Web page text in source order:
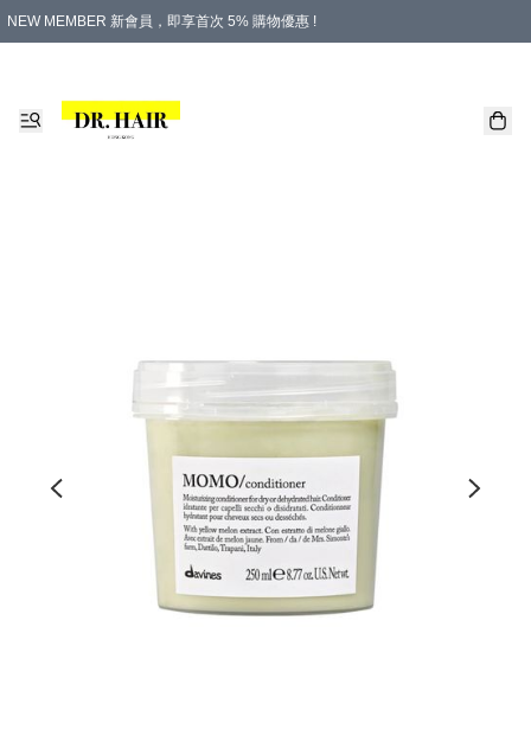
NEW MEMBER 新會員，即享首次 5% 購物優惠 !